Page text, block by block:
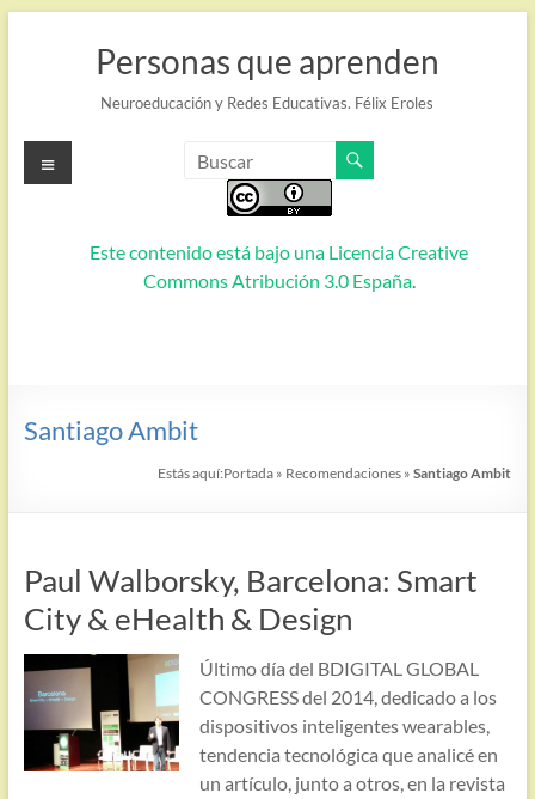
Personas que aprenden
Neuroeducación y Redes Educativas. Félix Eroles
Este contenido está bajo una Licencia Creative
Commons Atribución 3.0 España.
Menú
Santiago Ambit
Estás aquí:Portada » Recomendaciones »Santiago Ambit
Paul Walborsky, Barcelona: Smart
City & eHealth & Design
Último día del BDIGITAL GLOBAL
CONGRESS del 2014, dedicado a los
dispositivos inteligentes wearables,
tendencia tecnológica que analicé en
un artículo, junto a otros, en la revista